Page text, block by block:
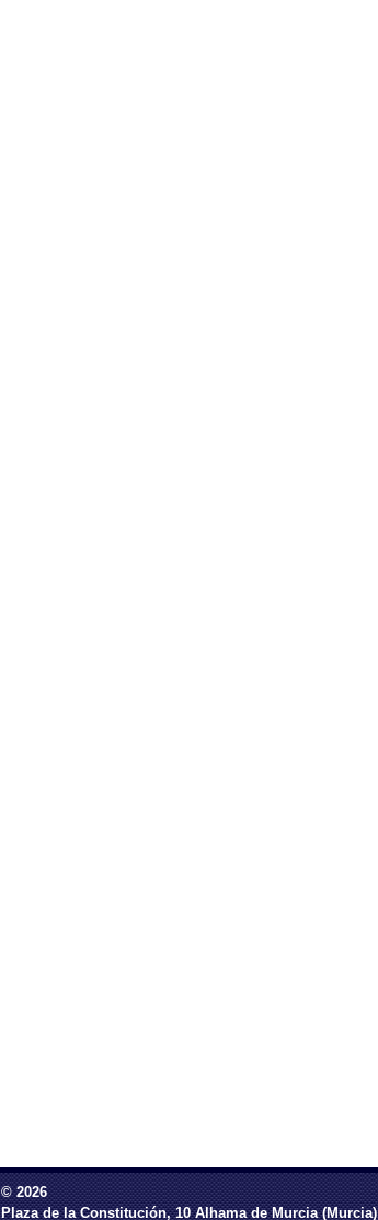
© 2026
Plaza de la Constitución, 10 Alhama de Murcia (Murcia)